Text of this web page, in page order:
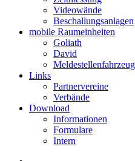
Videowände
Beschallungsanlagen
mobile Raumeinheiten
Goliath
David
Links
Partnervereine
Verbände
Download
Informationen
Formulare
Intern